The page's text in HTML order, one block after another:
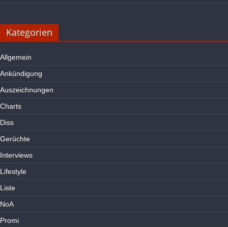
Kategorien
Allgemein
Ankündigung
Auszeichnungen
Charts
Diss
Gerüchte
Interviews
Lifestyle
Liste
NoA
Promi